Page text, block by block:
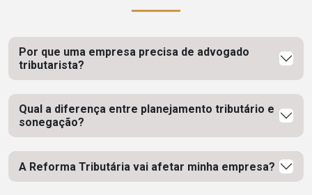
Por que uma empresa precisa de advogado
tributarista?
Qual a diferença entre planejamento tributário e
sonegação?
A Reforma Tributária vai afetar minha empresa?